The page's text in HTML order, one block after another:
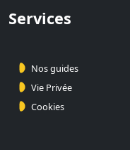
Services
Nos guides
Vie Privée
Cookies